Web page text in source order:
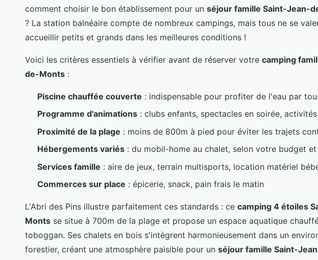
comment choisir le bon établissement pour un séjour famille Saint-Jean-
? La station balnéaire compte de nombreux campings, mais tous ne se
accueillir petits et grands dans les meilleures conditions !
Voici les critères essentiels à vérifier avant de réserver votre camping
de-Monts :
Piscine chauffée couverte : indispensable pour profiter de l'eau par
Programme d'animations : clubs enfants, spectacles en soirée,
Proximité de la plage : moins de 800m à pied pour éviter les trajets
Hébergements variés : du mobil-home au chalet, selon votre budget
Services famille : aire de jeux, terrain multisports, location matériel
Commerces sur place : épicerie, snack, pain frais le matin
L'Abri des Pins illustre parfaitement ces standards : ce camping 4 étoiles
Monts se situe à 700m de la plage et propose un espace aquatique
toboggan. Ses chalets en bois s'intègrent harmonieusement dans un
forestier, créant une atmosphère paisible pour un séjour famille Saint-